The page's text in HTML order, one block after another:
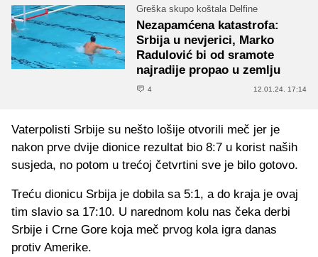
Greška skupo koštala Delfine
Nezapamćena katastrofa:
Srbija u nevjerici, Marko
Radulović bi od sramote
najradije propao u zemlju
4 12.01.24. 17:14
Vaterpolisti Srbije su nešto lošije otvorili meč jer je
nakon prve dvije dionice rezultat bio 8:7 u korist naših
susjeda, no potom u trećoj četvrtini sve je bilo gotovo.
Treću dionicu Srbija je dobila sa 5:1, a do kraja je ovaj
tim slavio sa 17:10. U narednom kolu nas čeka derbi
Srbije i Crne Gore koja meč prvog kola igra danas
protiv Amerike.